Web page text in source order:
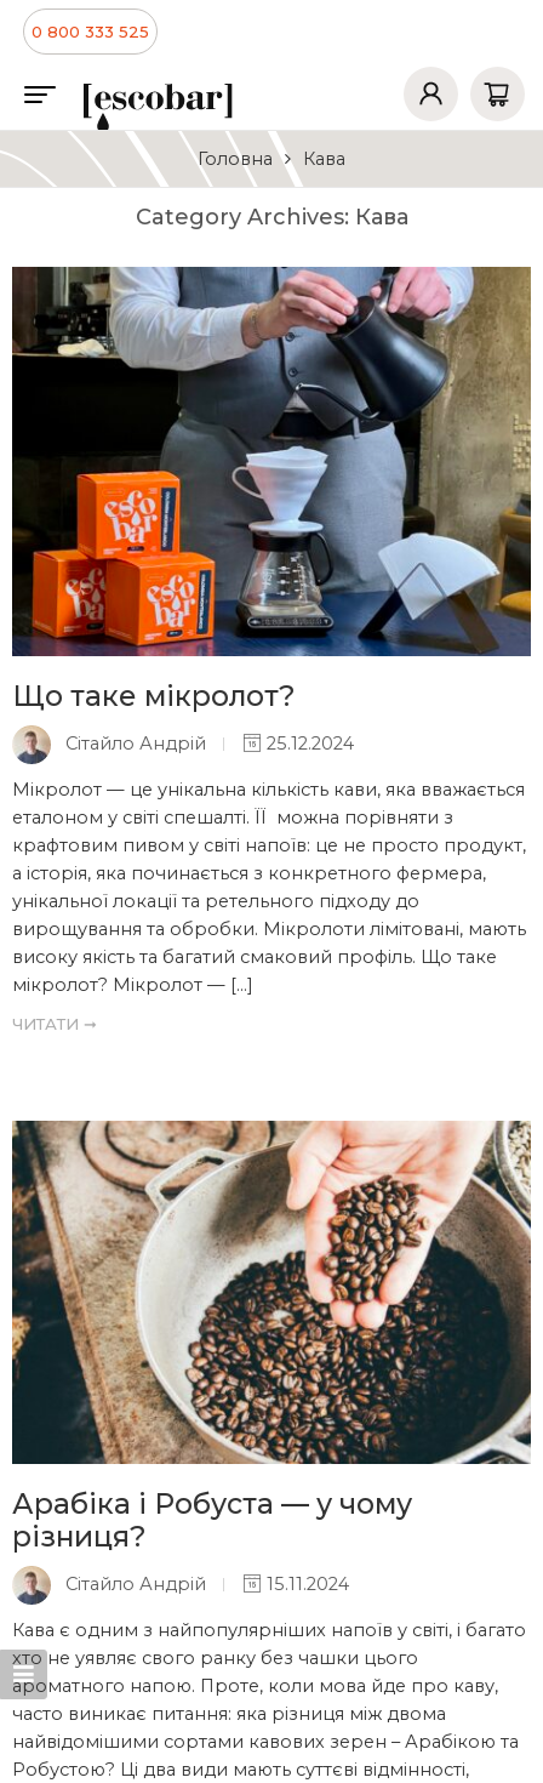
0 800 333 525
Головна Кава
Category Archives: Кава
Що таке мікролот?
Сітайло Андрій 25.12.2024
Мікролот — це унікальна кількість кави, яка вважається
еталоном у світі спешалті. ЇЇ можна порівняти з
крафтовим пивом у світі напоїв: це не просто продукт,
а історія, яка починається з конкретного фермера,
унікальної локації та ретельного підходу до
вирощування та обробки. Мікролоти лімітовані, мають
високу якість та багатий смаковий профіль. Що таке
мікролот? Мікролот — […]
ЧИТАТИ ➞
Арабіка і Робуста — у чому
різниця?
Сітайло Андрій 15.11.2024
Кава є одним з найпопулярніших напоїв у світі, і багато
хто не уявляє свого ранку без чашки цього
ароматного напою. Проте, коли мова йде про каву,
часто виникає питання: яка різниця між двома
найвідомішими сортами кавових зерен – Арабікою та
Робустою? Ці два види мають суттєві відмінності,